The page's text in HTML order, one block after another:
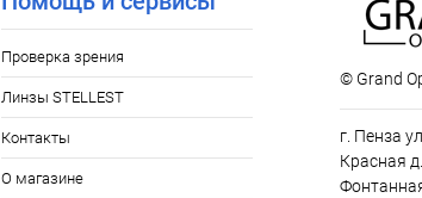
Проверка зрения
Линзы STELLEST
Контакты
О магазине
© Grand
г. Пенза
Красная